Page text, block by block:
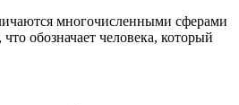
многочисленными сферами
обозначает человека, который